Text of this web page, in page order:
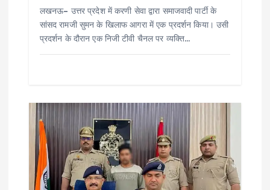
लखनऊ– उत्तर प्रदेश में करणी सेवा द्वारा समाजवादी पार्टी के
सांसद रामजी सुमन के खिलाफ आगरा में एक प्रदर्शन किया। उसी
प्रदर्शन के दौरान एक निजी टीवी चैनल पर व्यक्ति…